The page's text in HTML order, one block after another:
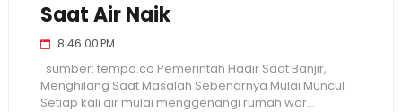
Saat Air Naik
8:46:00 PM
sumber: tempo.co Pemerintah Hadir Saat Banjir,
Menghilang Saat Masalah Sebenarnya Mulai Muncul
Setiap kali air mulai menggenangi rumah war...